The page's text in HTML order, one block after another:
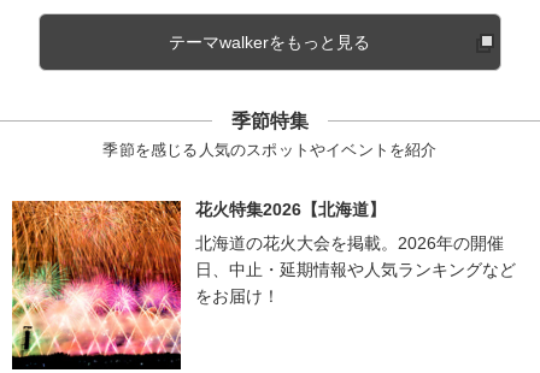
テーマwalkerをもっと見る
季節特集
季節を感じる人気のスポットやイベントを紹介
花火特集2026【北海道】
北海道の花火大会を掲載。2026年の開催
日、中止・延期情報や人気ランキングなど
をお届け！